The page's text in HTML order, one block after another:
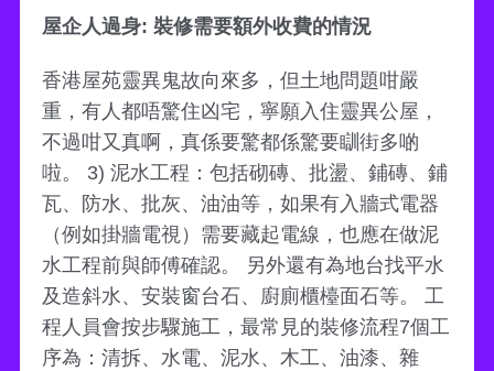
屋企人過身: 裝修需要額外收費的情況
香港屋苑靈異鬼故向來多，但土地問題咁嚴
重，有人都唔驚住凶宅，寧願入住靈異公屋，
不過咁又真啊，真係要驚都係驚要瞓街多啲
啦。 3) 泥水工程：包括砌磚、批盪、鋪磚、鋪
瓦、防水、批灰、油油等，如果有入牆式電器
（例如掛牆電視）需要藏起電線，也應在做泥
水工程前與師傅確認。 另外還有為地台找平水
及造斜水、安裝窗台石、廚廁櫃檯面石等。 工
程人員會按步驟施工，最常見的裝修流程7個工
序為：清拆、水電、泥水、木工、油漆、雜